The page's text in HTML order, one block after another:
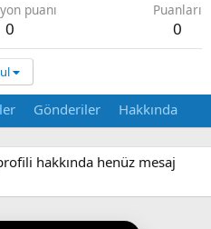
puanı
0
Puanları
0
Gönderiler Hakkında
hakkında henüz mesaj